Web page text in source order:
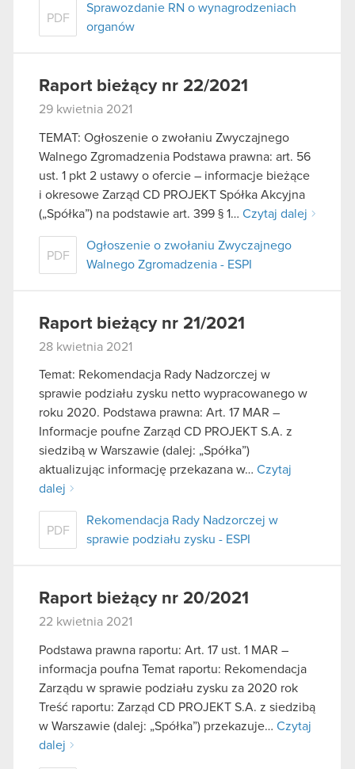
PDF
Sprawozdanie RN o wynagrodzeniach
organów
Raport bieżący nr 22/2021
29 kwietnia 2021
TEMAT: Ogłoszenie o zwołaniu Zwyczajnego
Walnego Zgromadzenia Podstawa prawna: art. 56
ust. 1 pkt 2 ustawy o ofercie – informacje bieżące
i okresowe Zarząd CD PROJEKT Spółka Akcyjna
(„Spółka”) na podstawie art. 399 § 1… Czytaj dalej
PDF
Ogłoszenie o zwołaniu Zwyczajnego
Walnego Zgromadzenia - ESPI
Raport bieżący nr 21/2021
28 kwietnia 2021
Temat: Rekomendacja Rady Nadzorczej w
sprawie podziału zysku netto wypracowanego w
roku 2020. Podstawa prawna: Art. 17 MAR –
Informacje poufne Zarząd CD PROJEKT S.A. z
siedzibą w Warszawie (dalej: „Spółka”)
aktualizując informację przekazana w… Czytaj
dalej
PDF
Rekomendacja Rady Nadzorczej w
sprawie podziału zysku - ESPI
Raport bieżący nr 20/2021
22 kwietnia 2021
Podstawa prawna raportu: Art. 17 ust. 1 MAR –
informacja poufna Temat raportu: Rekomendacja
Zarządu w sprawie podziału zysku za 2020 rok
Treść raportu: Zarząd CD PROJEKT S.A. z siedzibą
w Warszawie (dalej: „Spółka”) przekazuje… Czytaj
dalej